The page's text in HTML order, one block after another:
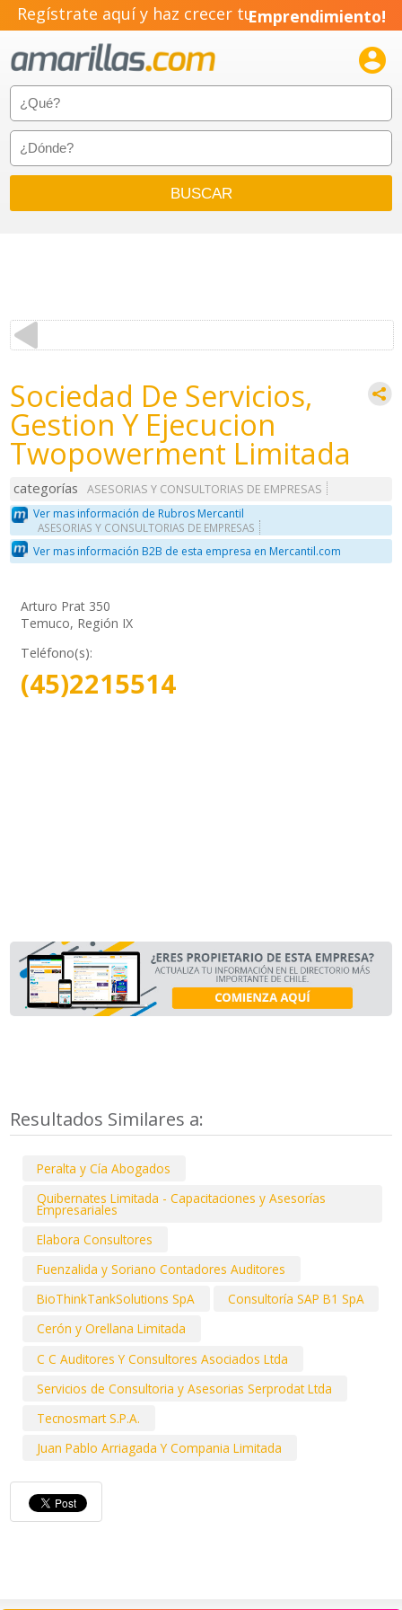
Regístrate aquí y haz crecer tuEmprendimiento!

Sociedad De Servicios,
Gestion Y Ejecucion
Twopowerment Limitada
categorías
ASESORIAS Y CONSULTORIAS DE EMPRESAS
Ver mas información de Rubros Mercantil
ASESORIAS Y CONSULTORIAS DE EMPRESAS
Ver mas información B2B de esta empresa en Mercantil.com
Arturo Prat 350
Temuco, Región IX
Teléfono(s):
(45)2215514
Resultados Similares a:
Peralta y Cía Abogados
Quibernates Limitada - Capacitaciones y Asesorías
Empresariales
Elabora Consultores
Fuenzalida y Soriano Contadores Auditores
BioThinkTankSolutions SpA
Consultoría SAP B1 SpA
Cerón y Orellana Limitada
C C Auditores Y Consultores Asociados Ltda
Servicios de Consultoria y Asesorias Serprodat Ltda
Tecnosmart S.P.A.
Juan Pablo Arriagada Y Compania Limitada